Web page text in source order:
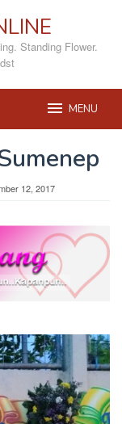
Standing Flower.
MENU
12, 2017